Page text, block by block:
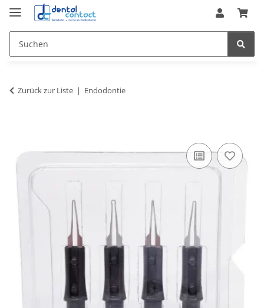
Zurück zur Liste Endodontie